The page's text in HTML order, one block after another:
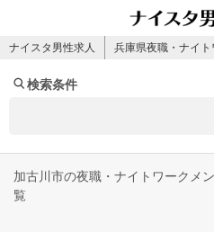
ナイスタ男性求人 兵庫県夜職・ナイト
検索条件
加古川市の夜職・ナイトワークメ
覧